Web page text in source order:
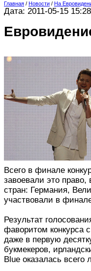
Главная / Новости / На
Дата: 2011-05-15 15:28
Всего в финале
завоевали это
стран: Германия,
участвовали в
Результат
фаворитом конкурса
даже в первую
букмекеров,
Blue оказалась